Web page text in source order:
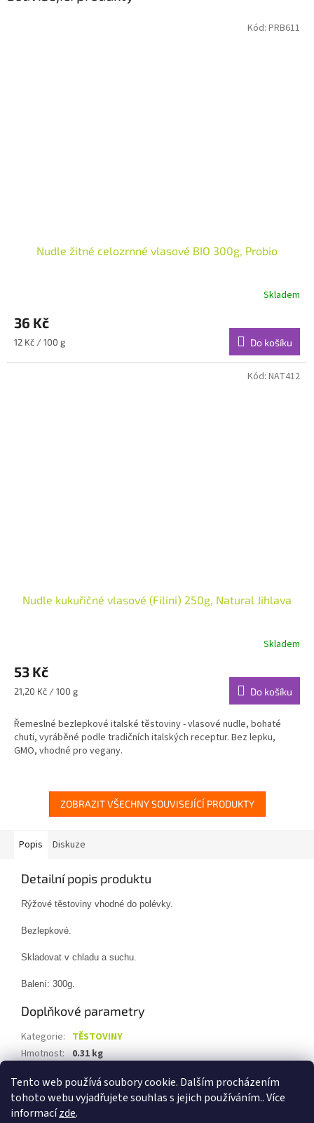
Tento web používá soubory cookie. Dalším procházením
tohoto webu vyjadřujete souhlas s jejich používáním.. Více
informacízde.
Nudle žitné celozrnné vlasové BIO 300g, Probio
Skladem
36 Kč
Měrná
12 Kč / 100 g Do košíku
Kód: PRB611
Nudle kukuřičné vlasové (Filini) 250g, Natural Jihlava
Skladem
53 Kč
Měrná
21,20 Kč / 100 g Do košíku
Řemeslné bezlepkové italské těstoviny - vlasové nudle, bohaté
chuti, vyráběné podle tradičních italských receptur. Bez lepku,
GMO, vhodné pro vegany.
Kód: NAT412
ZOBRAZIT VŠECHNY SOUVISEJÍCÍ PRODUKTY
Popis Diskuze
Detailní popis produktu
Rýžové těstoviny vhodné do polévky.
Bezlepkové.
Skladovat v chladu a suchu.
Balení: 300g.
Doplňkové parametry
Kategorie: TĚSTOVINY
Hmotnost: 0.31 kg